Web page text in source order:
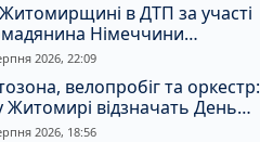
в ДТП за участі
Німеччини
двоє людей
2026, 22:09
велопробіг та оркестр:
Житомирі відзначать День
та День Незалежності
2026, 18:56